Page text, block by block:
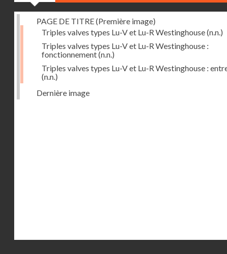
PAGE DE TITRE (Première image)
Triples valves types Lu-V et Lu-R Westinghouse(n.n.)
Triples valves types Lu-V et Lu-R Westinghouse :
fonctionnement(n.n.)
Triples valves types Lu-V et Lu-R Westinghouse :
(n.n.)
Dernière image